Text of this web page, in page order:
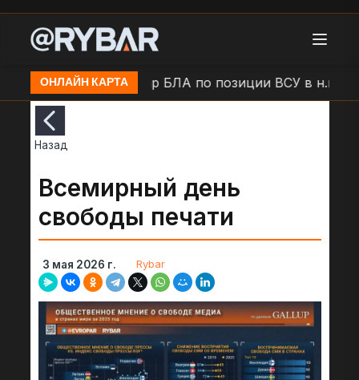
ОНЛАЙН КАРТА
Дружковка Удар БЛА по позиции ВСУ в н.п.
Назад
Всемирный день
свободы печати
3 мая 2026 г. Rybar